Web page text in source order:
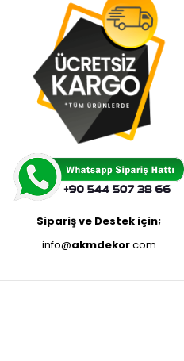
Sipariş ve Destek için;
info@akmdekor.com